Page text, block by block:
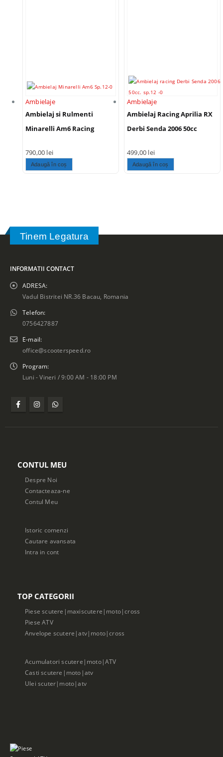
Ambielaje
Ambielaj si Rulmenti
Minarelli Am6 Racing
790,00 lei
Adaugă în coș
Ambielaje
Ambielaj Racing Aprilia RX
Derbi Senda 2006 50cc
499,00 lei
Adaugă în coș
Tinem Legatura
INFORMATII CONTACT
ADRESA:
Vadul Bistritei NR.36 Bacau, Romania
Telefon:
0756427887
E-mail:
office@scooterspeed.ro
Program:
Luni - Vineri / 9:00 AM - 18:00 PM
CONTUL MEU
Despre Noi
Contacteaza-ne
Contul Meu
Istoric comenzi
Cautare avansata
Intra in cont
TOP CATEGORII
Piese scutere|maxiscutere|moto|cross
Piese ATV
Anvelope scutere|atv|moto|cross
Acumulatori scutere|moto|ATV
Casti scutere|moto|atv
Ulei scuter|moto|atv